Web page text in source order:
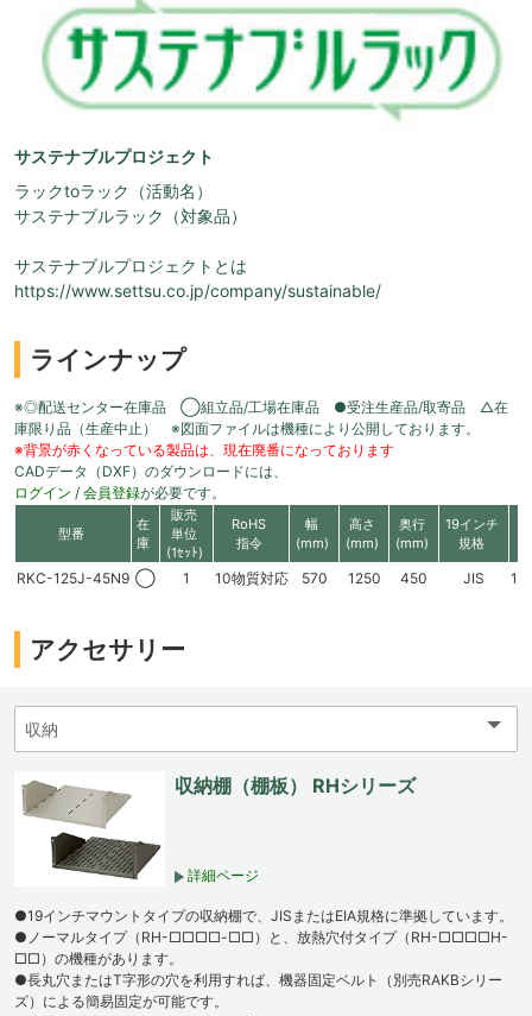
サステナブルプロジェクト
ラックtoラック（活動名）
サステナブルラック（対象品）
サステナブルプロジェクトとは
https://www.settsu.co.jp/company/sustainable/
ラインナップ
※◎配送センター在庫品 ◯組立品/工場在庫品 ●受注生産品/取寄品 △在
庫限り品（生産中止） ※図面ファイルは機種により公開しております。
※背景が赤くなっている製品は、現在廃番になっております
CADデータ（DXF）のダウンロードには、
ログイン / 会員登録が必要です。
型番
在
庫
販売
単位
(1ｾｯﾄ)
RoHS
指令
幅
(mm)
高さ
(mm)
奥行
(mm)
19インチ
規格
RKC-125J-45N9 ◯ 1 10物質対応 570 1250 450 JIS
アクセサリー
収納棚（棚板） RHシリーズ
詳細ページ
●19インチマウントタイプの収納棚で、JISまたはEIA規格に準拠しています。
●ノーマルタイプ（RH-□□□□-□□）と、放熱穴付タイプ（RH-□□□□H-
□□）の機種があります。
●長丸穴またはT字形の穴を利用すれば、機器固定ベルト（別売RAKBシリー
ズ）による簡易固定が可能です。